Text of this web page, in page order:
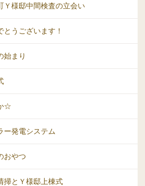
Ｙ様邸中間検査の立会い
とうございます！
始まり
☆
ー発電システム
おやつ
掃とＹ様邸上棟式